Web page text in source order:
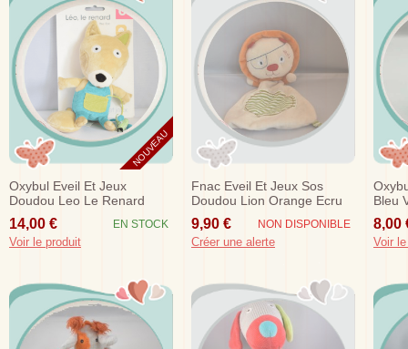
NOUVEAU
Oxybul Eveil Et Jeux
Doudou Leo Le Renard
Beige Salopette Bleue
Souris
14,00 € EN STOCK
Voir le produit
Fnac Eveil Et Jeux Sos
Doudou Lion Orange Ecru
Pat Pirate Oxybul
9,90 € NON DISPONIBLE
Créer une alerte
Bleu
8,00
Voir